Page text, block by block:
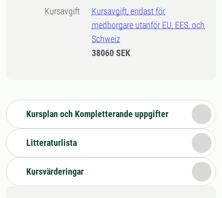
Kursavgift
Kursavgift, endast för
medborgare utanför EU, EES, och
Schweiz
38060 SEK
Kursplan och Kompletterande uppgifter
Litteraturlista
Kursvärderingar